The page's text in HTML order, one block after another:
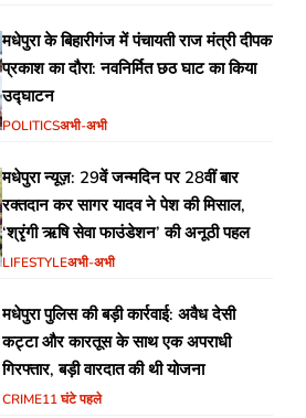
मधेपुरा के बिहारीगंज में पंचायती राज मंत्री दीपक
प्रकाश का दौरा: नवनिर्मित छठ घाट का किया
उद्घाटन
POLITICSअभी-अभी
मधेपुरा न्यूज़: 29वें जन्मदिन पर 28वीं बार
रक्तदान कर सागर यादव ने पेश की मिसाल,
‘श्रृंगी ऋषि सेवा फाउंडेशन’ की अनूठी पहल
LIFESTYLEअभी-अभी
मधेपुरा पुलिस की बड़ी कार्रवाई: अवैध देसी
कट्टा और कारतूस के साथ एक अपराधी
गिरफ्तार, बड़ी वारदात की थी योजना
CRIME11 घंटे पहले